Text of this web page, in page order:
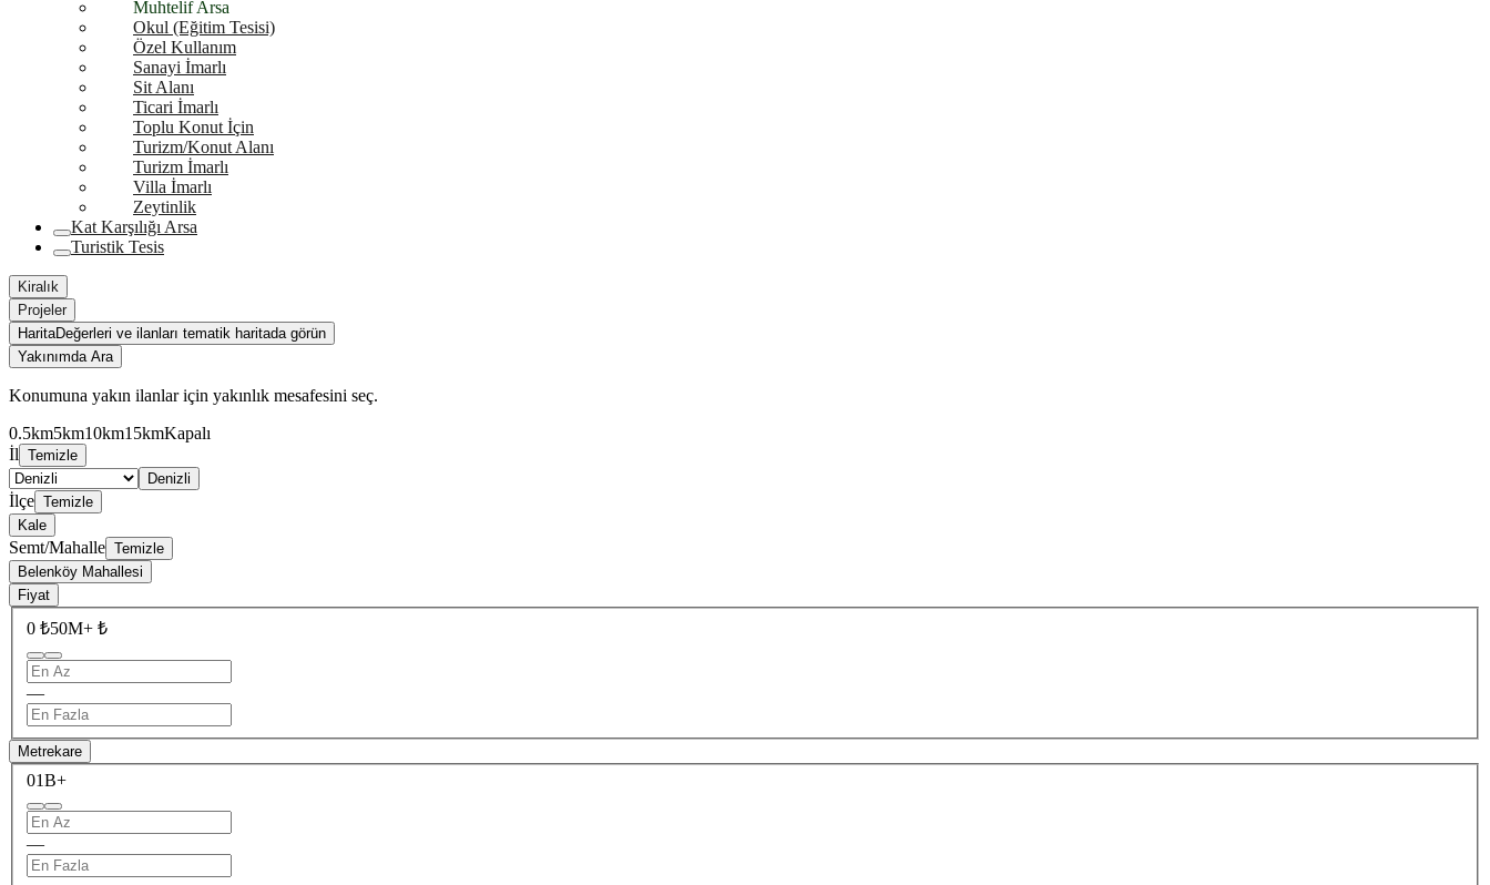
Muhtelif Arsa
Okul (Eğitim Tesisi)
Özel Kullanım
Sanayi İmarlı
Sit Alanı
Ticari İmarlı
Toplu Konut İçin
Turizm/Konut Alanı
Turizm İmarlı
Villa İmarlı
Zeytinlik
Kat Karşılığı Arsa
Turistik Tesis
Kiralık
Projeler
HaritaDeğerleri ve ilanları tematik haritada görün
Yakınımda Ara
Konumuna yakın ilanlar için yakınlık mesafesini seç.
0.5km5km10km15kmKapalı
İl Temizle
Denizli
İlçe Temizle
Kale
Semt/Mahalle Temizle
Belenköy Mahallesi
Fiyat
0 ₺50M+ ₺
—
Metrekare
01B+
—